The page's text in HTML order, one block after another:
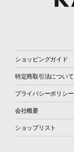
ショッピングガイド
特定商取引法について
プライバシーポリシー
会社概要
ショップリスト